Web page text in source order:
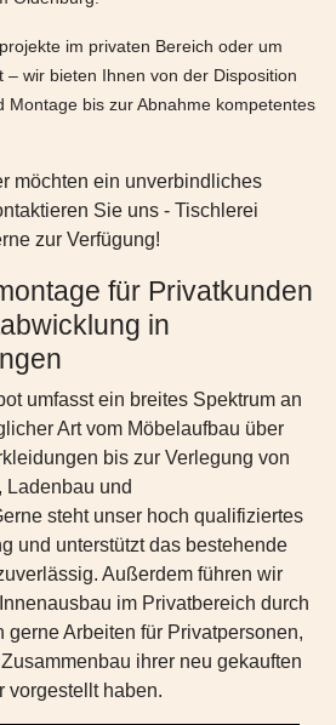
im privaten Bereich oder um
– wir bieten Ihnen von der Disposition
Montage bis zur Abnahme kompetentes
möchten ein unverbindliches
Sie uns - Tischlerei
zur Verfügung!
für Privatkunden
in
umfasst ein breites Spektrum an
Art vom Möbelaufbau über
bis zur Verlegung von
Ladenbau und
steht unser hoch qualifiziertes
und unterstützt das bestehende
Außerdem führen wir
im Privatbereich durch
gerne Arbeiten für Privatpersonen,
ihrer neu gekauften
vorgestellt haben.